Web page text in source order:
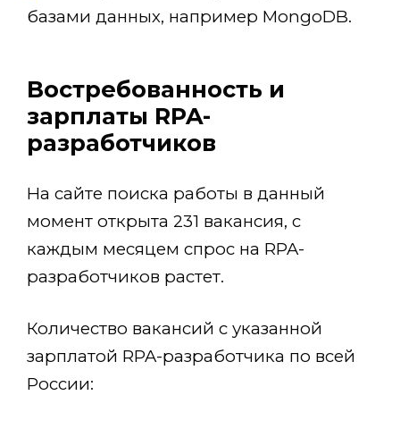
базами данных, например MongoDB.
Востребованность и
зарплаты RPA-
разработчиков
На сайте поиска работы в данный
момент открыта 231 вакансия, с
каждым месяцем спрос на RPA-
разработчиков растет.
Количество вакансий с указанной
зарплатой RPA-разработчика по всей
России: